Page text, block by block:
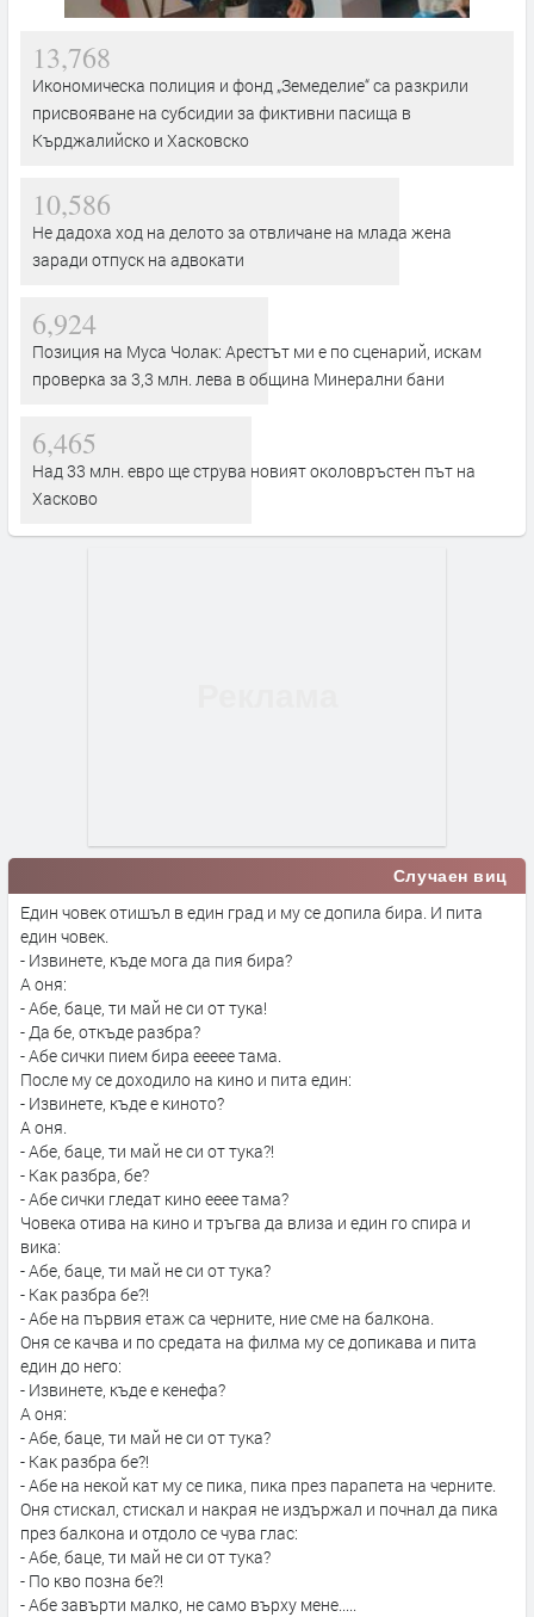
13,768
Икономическа полиция и фонд „Земеделие“ са разкрили
присвояване на субсидии за фиктивни пасища в
Кърджалийско и Хасковско
10,586
Не дадоха ход на делото за отвличане на млада жена
заради отпуск на адвокати
6,924
Позиция на Муса Чолак: Арестът ми е по сценарий, искам
проверка за 3,3 млн. лева в община Минерални бани
6,465
Над 33 млн. евро ще струва новият околовръстен път на
Хасково
Случаен виц
Един човек отишъл в един град и му се допила бира. И пита
един човек.
- Извинете, къде мога да пия бира?
А оня:
- Абе, баце, ти май не си от тука!
- Да бе, откъде разбра?
- Абе сички пием бира еееее тама.
После му се доходило на кино и пита един:
- Извинете, къде е киното?
А оня.
- Абе, баце, ти май не си от тука?!
- Как разбра, бе?
- Абе сички гледат кино ееее тама?
Човека отива на кино и тръгва да влиза и един го спира и
вика:
- Абе, баце, ти май не си от тука?
- Как разбра бе?!
- Абе на първия етаж са черните, ние сме на балкона.
Оня се качва и по средата на филма му се допикава и пита
един до него:
- Извинете, къде е кенефа?
А оня:
- Абе, баце, ти май не си от тука?
- Как разбра бе?!
- Абе на некой кат му се пика, пика през парапета на черните.
Оня стискал, стискал и накрая не издържал и почнал да пика
през балкона и отдоло се чува глас:
- Абе, баце, ти май не си от тука?
- По кво позна бе?!
- Абе завърти малко, не само върху мене.....